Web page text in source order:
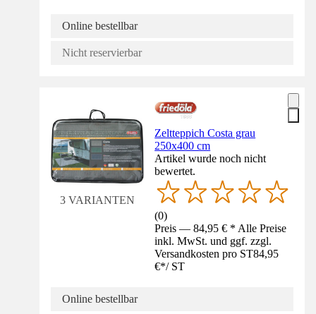
Online bestellbar
Nicht reservierbar
3 VARIANTEN
Zeltteppich Costa grau
250x400 cm
Artikel wurde noch nicht
bewertet.
(0)
Preis — 84,95 € * Alle Preise
inkl. MwSt. und ggf. zzgl.
Versandkosten pro ST84,95
€*/ ST
Online bestellbar